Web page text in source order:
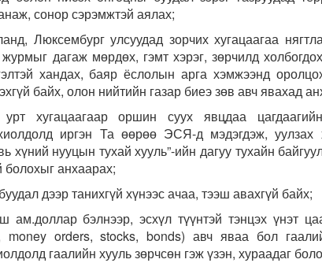
сонор сэрэмжтэй аялах;
Люксембург улсуудад зорчих хугацаагаа
дагаж мөрдөх, гэмт хэрэг, зөрчилд
хандах, баяр ёслолын арга хэмжээнд
байх, олон нийтийн газар биеэ зөв авч явахад
хугацаагаар оршин суух явцдаа цагдаагийн
иргэн Та өөрөө ЭСЯ-д мэдэгдэж, уулзах
хүний нууцын тухай хууль”-ийн дагуу тухайн
болохыг анхаарах;
дээр танихгүй хүнээс ачаа, тээш авахгүй байх;
ам.доллар бэлнээр, эсхүл түүнтэй тэнцэх үнэт
money orders, stocks, bonds) авч яваа бол
гаалийн хууль зөрчсөн гэж үзэн, хураадаг